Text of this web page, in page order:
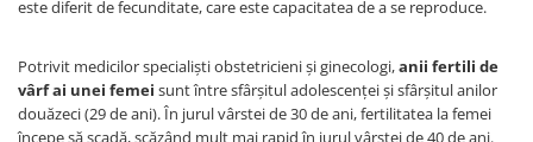
Igiena si ingrijire bebelusi
Perne si saltele bebelusi
Diversificare bebelusi
este diferit de fecunditate, care este capacitatea de a se reproduce.
Potrivit medicilor specialiști obstetricieni și ginecologi,anii fertili de
vârf ai unei femei sunt între sfârșitul adolescenței și sfârșitul anilor
douăzeci (29 de ani). În jurul vârstei de 30 de ani, fertilitatea la femei
începe să scadă, scăzând mult mai rapid în jurul vârstei de 40 de ani.